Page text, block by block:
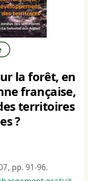
la forêt, en
française,
territoires
?
pp. 91-96.